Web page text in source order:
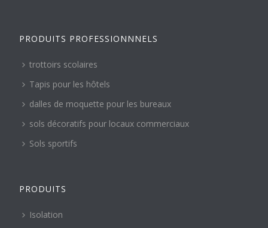
PRODUITS PROFESSIONNNELS
trottoirs scolaires
Tapis pour les hôtels
dalles de moquette pour les bureaux
sols décoratifs pour locaux commerciaux
Sols sportifs
PRODUITS
Isolation